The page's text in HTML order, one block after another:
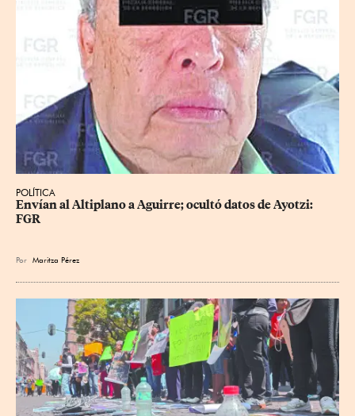
POLÍTICA
Envían al Altiplano a Aguirre; ocultó datos de Ayotzi:
FGR
Por Maritza Pérez